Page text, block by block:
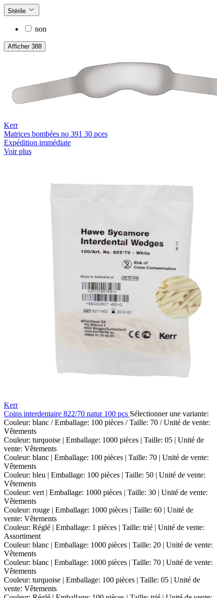
Stérile
non
Afficher 388
Kerr
Matrices bombées no 391 30 pces
Expédition immédiate
Voir plus
Kerr
Coins interdentaire 822/70 natur 100 pcs Sélectionner une variante:
Couleur: blanc / Emballage: 100 pièces / Taille: 70 / Unité de vente:
Vêtements
Couleur: turquoise | Emballage: 1000 pièces | Taille: 05 | Unité de
vente: Vêtements
Couleur: blanc | Emballage: 100 pièces | Taille: 70 | Unité de vente:
Vêtements
Couleur: bleu | Emballage: 100 pièces | Taille: 50 | Unité de vente:
Vêtements
Couleur: vert | Emballage: 1000 pièces | Taille: 30 | Unité de vente:
Vêtements
Couleur: rouge | Emballage: 1000 pièces | Taille: 60 | Unité de
vente: Vêtements
Couleur: Réglé | Emballage: 1 pièces | Taille: trié | Unité de vente:
Assortiment
Couleur: blanc | Emballage: 1000 pièces | Taille: 20 | Unité de vente:
Vêtements
Couleur: blanc | Emballage: 1000 pièces | Taille: 70 | Unité de vente:
Vêtements
Couleur: turquoise | Emballage: 100 pièces | Taille: 05 | Unité de
vente: Vêtements